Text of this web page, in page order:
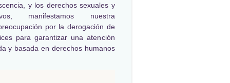
y los derechos sexuales y
manifestamos nuestra
por la derogación de
para garantizar una atención
y basada en derechos humanos